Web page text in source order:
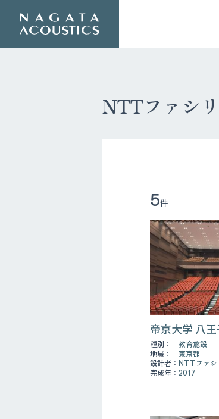
NTTファシ
5件
帝京大学 八
種別：
教育施設
地域：
東京都
設計者： NTTファシ
完成年： 2017